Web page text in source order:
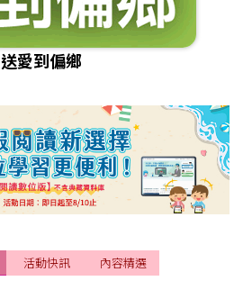
送愛到偏鄉
活動快訊 內容精選